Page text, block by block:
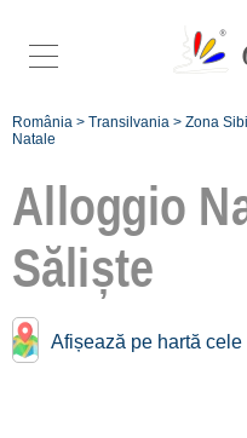
România > Transilvania > Zona
Natale
Alloggio
Săliște
Afișează pe hartă
Natale vicino a
Râu Sadului
[1 offers a 22.9 km]